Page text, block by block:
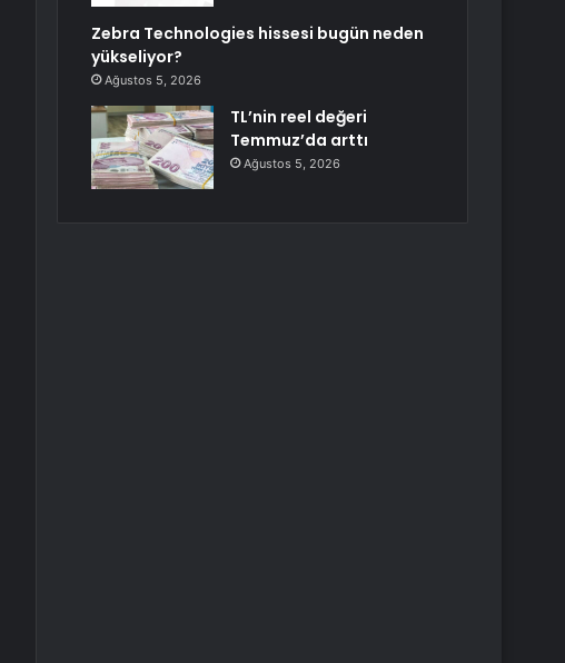
Zebra Technologies hissesi bugün neden
yükseliyor?
Ağustos 5, 2026
TL’nin reel değeri
Temmuz’da arttı
Ağustos 5, 2026